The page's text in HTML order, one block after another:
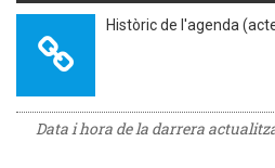
Històric de l'agenda
Data i hora de la darrera